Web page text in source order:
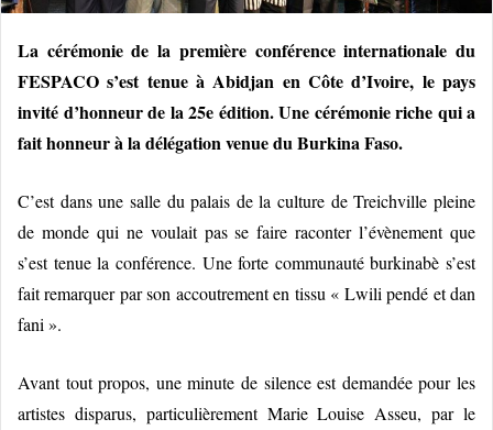
e
La cérémonie de la première conférence internationale du
FESPACO s’est tenue à Abidjan en Côte d’Ivoire, le pays
invité d’honneur de la 25e édition. Une cérémonie riche qui a
fait honneur à la délégation venue du Burkina Faso.
C’est dans une salle du palais de la culture de Treichville pleine
de monde qui ne voulait pas se faire raconter l’évènement que
s’est tenue la conférence. Une forte communauté burkinabè s’est
fait remarquer par son accoutrement en tissu « Lwili pendé et dan
fani ».
Avant tout propos, une minute de silence est demandée pour les
artistes disparus, particulièrement Marie Louise Asseu, par le